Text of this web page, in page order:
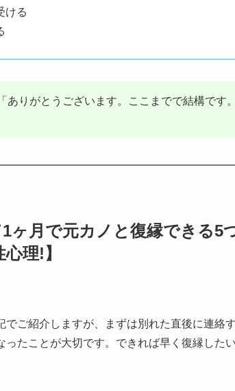
ける
ありがとうございます。ここまでで結構です
ヶ月で元カノと復縁できる5
理!】
ご紹介しますが、まずは別れた直後に連絡
たことが大切です。できれば早く復縁した